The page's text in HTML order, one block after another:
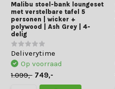
Malibu stoel-bank loungeset
met verstelbare tafel 5
personen | wicker +
polywood | Ash Grey | 4-
delig
Deliverytime
Op voorraad
1.099,- 749,-